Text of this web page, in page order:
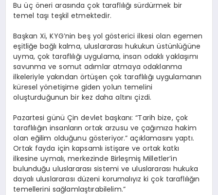
Bu üç öneri arasında çok taraflılığı sürdürmek bir
temel taşı teşkil etmektedir.
Başkan Xi, KYG’nin beş yol gösterici ilkesi olan egemen
eşitliğe bağlı kalma, uluslararası hukukun üstünlüğüne
uyma, çok taraflılığı uygulama, insan odaklı yaklaşımı
savunma ve somut adımlar atmaya odaklanma
ilkeleriyle yakından örtüşen çok taraflılığı uygulamanın
küresel yönetişime giden yolun temelini
oluşturduğunun bir kez daha altını çizdi.
Pazartesi günü Çin devlet başkanı: “Tarih bize, çok
taraflılığın insanların ortak arzusu ve çağımıza hakim
olan eğilim olduğunu gösteriyor.” açıklamasını yaptı.
Ortak fayda için kapsamlı istişare ve ortak katkı
ilkesine uymalı, merkezinde Birleşmiş Milletler’in
bulunduğu uluslararası sistemi ve uluslararası hukuka
dayalı uluslararası düzeni korumalıyız ki çok taraflılığın
temellerini sağlamlaştırabilelim.”